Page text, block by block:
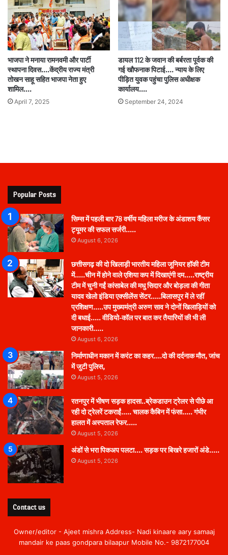
भाजपा ने मनाया रामनवमी और पार्टी
स्थापना दिवस….केंद्रीय राज्य मंत्री
तोखन साहू सहित भाजपा नेता हुए
शामिल….
April 7, 2025
डायल 112 के जवान की बर्बरता पूर्वक की
गई खौफनाक पिटाई…. न्याय के लिए
पीड़ित युवक पहुंचा पुलिस अधीक्षक
कार्यालय….
September 24, 2024
Popular Posts
सिम्स में पहली बार 78 वर्षीय महिला मरीज के अंडाशय कैंसर
ट्यूमर की सफल सर्जरी…..
August 6, 2026
छत्तीसगढ़ की दो खिलाड़ी भारतीय महिला जूनियर हॉकी टीम
में…..चीन में होने वाले एशिया कप में दिखाएंगी दम…..राष्ट्रीय
टीम में चुनी गईं कांसाबेल की मधु सिदार और बोड़ला की गीता
यादव खेलो इंडिया एक्सीलेंस सेंटर…..बिलासपुर में ले रहीं
प्रशिक्षण…..उप मुख्यमंत्री अरुण साव ने दोनों खिलाड़ियों को
दी बधाई….. वीडियो-कॉल पर बात कर तैयारियों की भी ली
जानकारी…..
August 6, 2026
निर्माणाधीन मकान में करंट का कहर….दो की दर्दनाक मौत, जांच
में जुटी पुलिस,
August 5, 2026
रतनपुर में भीषण सड़क हादसा..ब्रेकडाउन ट्रेलर से पीछे आ
रही दो ट्रेलरें टकराईं….. चालक कैबिन में फंसा….. गंभीर
हालत में अस्पताल रेफर…..
August 5, 2026
अंडों से भरा पिकअप पलटा…. सड़क पर बिखरे हजारों अंडे…..
August 5, 2026
Contact us
Owner/editor - Ajeet mishra Address- Nadi kinaare aary samaaj
mandair ke paas gondpara bilaapur Mobile No.- 9872177004